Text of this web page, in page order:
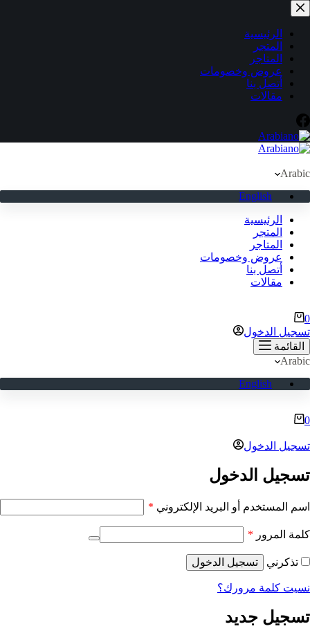
التجاوز
إلى
المحتوىالرئيسية
المتجر
المتاجر
عروض وخصومات
أتصل بنا
مقالات
Arabic
English
الرئيسية
المتجر
المتاجر
عروض وخصومات
أتصل بنا
مقالات
عربة
التسوق
0
تسجيل الدخول
القائمة
Arabic
English
عربة
0
تسجيل الدخول
تسجيل الدخول
اسم المستخدم أو البريد الإلكتروني *
كلمة المرور *
تذكرني تسجيل الدخول
نسيت كلمة مرورك؟
تسجيل جديد